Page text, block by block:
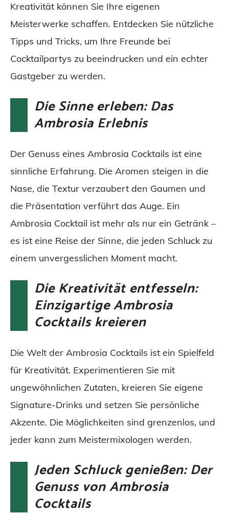
Kreativität können Sie Ihre eigenen
Meisterwerke schaffen. Entdecken Sie nützliche
Tipps und Tricks, um Ihre Freunde bei
Cocktailpartys zu beeindrucken und ein echter
Gastgeber zu werden.
Die Sinne erleben: Das
Ambrosia Erlebnis
Der Genuss eines Ambrosia Cocktails ist eine
sinnliche Erfahrung. Die Aromen steigen in die
Nase, die Textur verzaubert den Gaumen und
die Präsentation verführt das Auge. Ein
Ambrosia Cocktail ist mehr als nur ein Getränk –
es ist eine Reise der Sinne, die jeden Schluck zu
einem unvergesslichen Moment macht.
Die Kreativität entfesseln:
Einzigartige Ambrosia
Cocktails kreieren
Die Welt der Ambrosia Cocktails ist ein Spielfeld
für Kreativität. Experimentieren Sie mit
ungewöhnlichen Zutaten, kreieren Sie eigene
Signature-Drinks und setzen Sie persönliche
Akzente. Die Möglichkeiten sind grenzenlos, und
jeder kann zum Meistermixologen werden.
Jeden Schluck genießen: Der
Genuss von Ambrosia
Cocktails